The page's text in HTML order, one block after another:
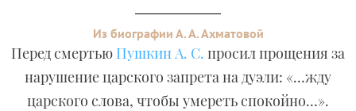
Из биографии А. А. Ахматовой
Перед смертью Пушкин А. С. просил прощения за
нарушение царского запрета на дуэли: «…жду
царского слова, чтобы умереть спокойно…».